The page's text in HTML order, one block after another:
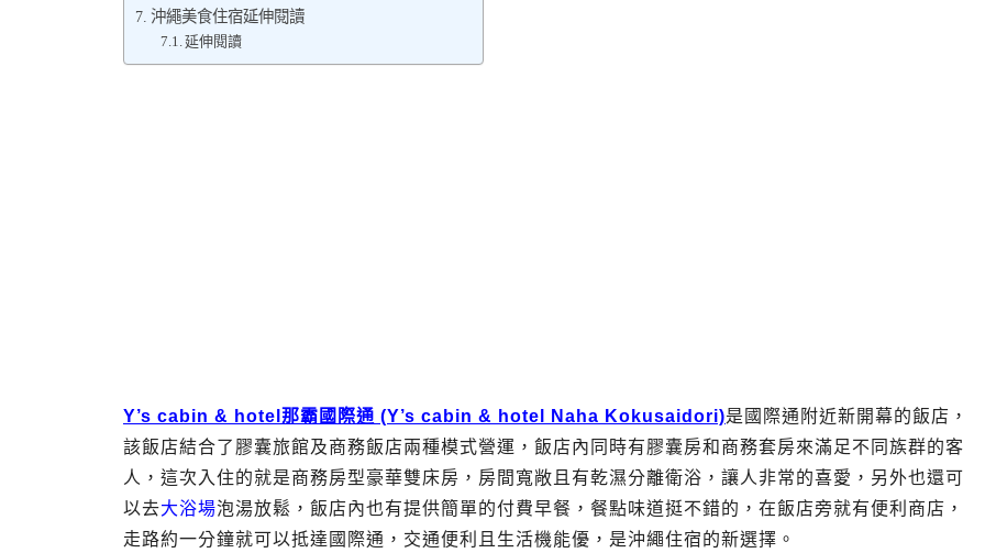
沖繩美食住宿延伸閱讀
延伸閱讀
Y’s cabin & hotel那霸國際通 (Y’s cabin & hotel Naha Kokusaidori)是國際通附近新開幕的飯店，
該飯店結合了膠囊旅館及商務飯店兩種模式營運，飯店內同時有膠囊房和商務套房來滿足不同族群的客
人，這次入住的就是商務房型豪華雙床房，房間寬敞且有乾濕分離衛浴，讓人非常的喜愛，另外也還可
以去大浴場泡湯放鬆，飯店內也有提供簡單的付費早餐，餐點味道挺不錯的，在飯店旁就有便利商店，
走路約一分鐘就可以抵達國際通，交通便利且生活機能優，是沖繩住宿的新選擇。